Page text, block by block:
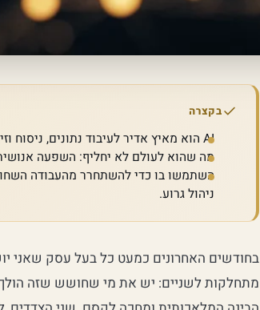
בקצרה
AI הוא מאיץ אדיר לעיבוד נתונים, ניסוח וזיהוי מגמות - שדרוג עצום לבינה העסקית של העסק.
מה שהוא לעולם לא יחליף: השפעה
השתמשו בו כדי להשתחרר מהעבודה
ניהול גרוע.
מתחלקות לשניים: יש את מי שחושש שזה